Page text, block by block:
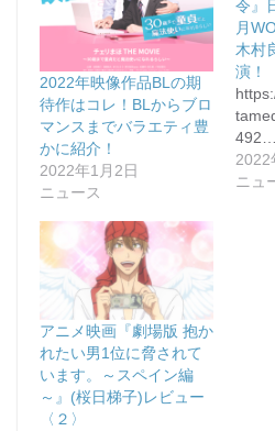
2022年映像作品BLの期
待作はコレ！BLからブロ
マンスまでバラエティ豊
かに紹介！
2022年1月2日
ニュース
令』
月
木村
演！
492…
2022
ニュ
アニメ映画『劇場版 抱か
れたい男1位に脅されて
います。～スペイン編
～』(桜日梯子)レビュー
〈２〉